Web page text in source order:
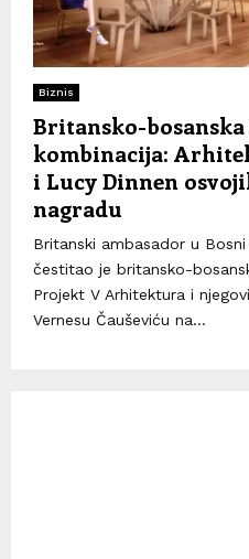
Biznis
Britansko-
kombinacija:
i Lucy Dinnen
nagradu
Britanski ambasador u
čestitao je britansko-
Projekt V Arhitektura i
Vernesu Čauševiću na...